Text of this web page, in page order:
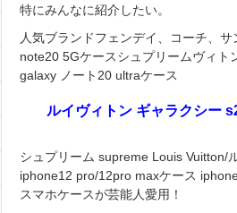
特にみんなに紹介したい。
人気ブランドフェンデイ、コーチ、
note20 5Gケースシュプリームヴィ
galaxy ノート20 ultraケース
ルイヴィトン ギャラクシー
シュプリーム supreme Louis Vuitton/
iphone12 pro/12pro maxケース
スマホケースが芸能人愛用！